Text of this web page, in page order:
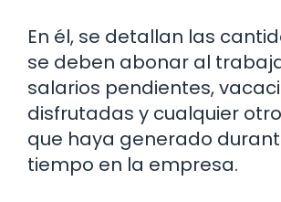
En él, se detallan las
se deben abonar al
salarios pendientes,
disfrutadas y cualquier
que haya generado
tiempo en la empresa.